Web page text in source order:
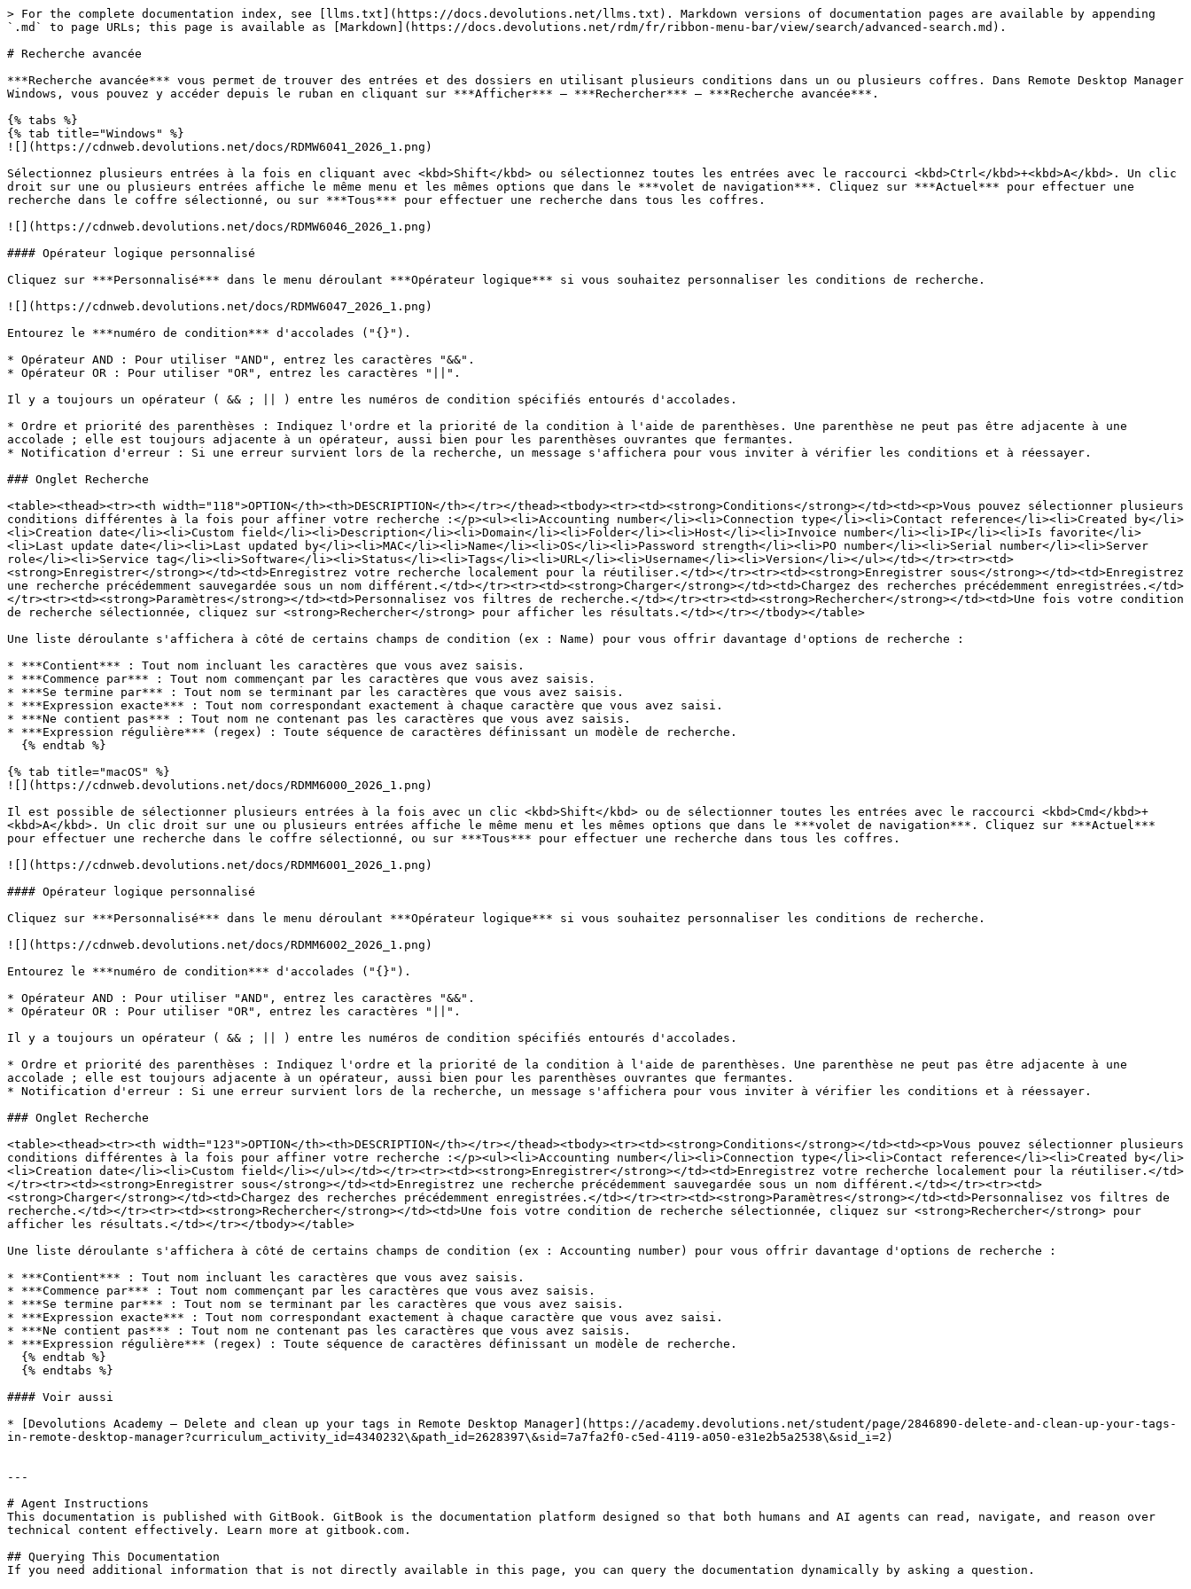
> For the complete documentation index, see [llms.txt](https://docs.devolutions.net/llms.txt). Markdown versions of documentation pages are available by appending
`.md` to page URLs; this page is available as [Markdown](https://docs.devolutions.net/rdm/fr/ribbon-menu-bar/view/search/advanced-search.md).
# Recherche avancée
***Recherche avancée*** vous permet de trouver des entrées et des dossiers en utilisant plusieurs conditions dans un ou plusieurs coffres. Dans Remote Desktop Manager
Windows, vous pouvez y accéder depuis le ruban en cliquant sur ***Afficher*** – ***Rechercher*** – ***Recherche avancée***.
{% tabs %}
{% tab title="Windows" %}
![](https://cdnweb.devolutions.net/docs/RDMW6041_2026_1.png)
Sélectionnez plusieurs entrées à la fois en cliquant avec <kbd>Shift</kbd> ou sélectionnez toutes les entrées avec le raccourci <kbd>Ctrl</kbd>+<kbd>A</kbd>. Un clic
droit sur une ou plusieurs entrées affiche le même menu et les mêmes options que dans le ***volet de navigation***. Cliquez sur ***Actuel*** pour effectuer une
recherche dans le coffre sélectionné, ou sur ***Tous*** pour effectuer une recherche dans tous les coffres.
![](https://cdnweb.devolutions.net/docs/RDMW6046_2026_1.png)
#### Opérateur logique personnalisé
Cliquez sur ***Personnalisé*** dans le menu déroulant ***Opérateur logique*** si vous souhaitez personnaliser les conditions de recherche.
![](https://cdnweb.devolutions.net/docs/RDMW6047_2026_1.png)
Entourez le ***numéro de condition*** d'accolades ("{}").
* Opérateur AND : Pour utiliser "AND", entrez les caractères "&&".
* Opérateur OR : Pour utiliser "OR", entrez les caractères "||".
Il y a toujours un opérateur ( && ; || ) entre les numéros de condition spécifiés entourés d'accolades.
* Ordre et priorité des parenthèses : Indiquez l'ordre et la priorité de la condition à l'aide de parenthèses. Une parenthèse ne peut pas être adjacente à une
accolade ; elle est toujours adjacente à un opérateur, aussi bien pour les parenthèses ouvrantes que fermantes.
* Notification d'erreur : Si une erreur survient lors de la recherche, un message s'affichera pour vous inviter à vérifier les conditions et à réessayer.
### Onglet Recherche
<table><thead><tr><th width="118">OPTION</th><th>DESCRIPTION</th></tr></thead><tbody><tr><td><strong>Conditions</strong></td><td><p>Vous pouvez sélectionner plusieurs
conditions différentes à la fois pour affiner votre recherche :</p><ul><li>Accounting number</li><li>Connection type</li><li>Contact reference</li><li>Created by</li>
<li>Creation date</li><li>Custom field</li><li>Description</li><li>Domain</li><li>Folder</li><li>Host</li><li>Invoice number</li><li>IP</li><li>Is favorite</li>
<li>Last update date</li><li>Last updated by</li><li>MAC</li><li>Name</li><li>OS</li><li>Password strength</li><li>PO number</li><li>Serial number</li><li>Server
role</li><li>Service tag</li><li>Software</li><li>Status</li><li>Tags</li><li>URL</li><li>Username</li><li>Version</li></ul></td></tr><tr><td>
<strong>Enregistrer</strong></td><td>Enregistrez votre recherche localement pour la réutiliser.</td></tr><tr><td><strong>Enregistrer sous</strong></td><td>Enregistrez
une recherche précédemment sauvegardée sous un nom différent.</td></tr><tr><td><strong>Charger</strong></td><td>Chargez des recherches précédemment enregistrées.</td>
</tr><tr><td><strong>Paramètres</strong></td><td>Personnalisez vos filtres de recherche.</td></tr><tr><td><strong>Rechercher</strong></td><td>Une fois votre condition
de recherche sélectionnée, cliquez sur <strong>Rechercher</strong> pour afficher les résultats.</td></tr></tbody></table>
Une liste déroulante s'affichera à côté de certains champs de condition (ex : Name) pour vous offrir davantage d'options de recherche :
* ***Contient*** : Tout nom incluant les caractères que vous avez saisis.
* ***Commence par*** : Tout nom commençant par les caractères que vous avez saisis.
* ***Se termine par*** : Tout nom se terminant par les caractères que vous avez saisis.
* ***Expression exacte*** : Tout nom correspondant exactement à chaque caractère que vous avez saisi.
* ***Ne contient pas*** : Tout nom ne contenant pas les caractères que vous avez saisis.
* ***Expression régulière*** (regex) : Toute séquence de caractères définissant un modèle de recherche.
{% tab title="macOS" %}
![](https://cdnweb.devolutions.net/docs/RDMM6000_2026_1.png)
Il est possible de sélectionner plusieurs entrées à la fois avec un clic <kbd>Shift</kbd> ou de sélectionner toutes les entrées avec le raccourci <kbd>Cmd</kbd>+
<kbd>A</kbd>. Un clic droit sur une ou plusieurs entrées affiche le même menu et les mêmes options que dans le ***volet de navigation***. Cliquez sur ***Actuel***
pour effectuer une recherche dans le coffre sélectionné, ou sur ***Tous*** pour effectuer une recherche dans tous les coffres.
![](https://cdnweb.devolutions.net/docs/RDMM6001_2026_1.png)
#### Opérateur logique personnalisé
Cliquez sur ***Personnalisé*** dans le menu déroulant ***Opérateur logique*** si vous souhaitez personnaliser les conditions de recherche.
![](https://cdnweb.devolutions.net/docs/RDMM6002_2026_1.png)
Entourez le ***numéro de condition*** d'accolades ("{}").
* Opérateur AND : Pour utiliser "AND", entrez les caractères "&&".
* Opérateur OR : Pour utiliser "OR", entrez les caractères "||".
Il y a toujours un opérateur ( && ; || ) entre les numéros de condition spécifiés entourés d'accolades.
* Ordre et priorité des parenthèses : Indiquez l'ordre et la priorité de la condition à l'aide de parenthèses. Une parenthèse ne peut pas être adjacente à une
accolade ; elle est toujours adjacente à un opérateur, aussi bien pour les parenthèses ouvrantes que fermantes.
* Notification d'erreur : Si une erreur survient lors de la recherche, un message s'affichera pour vous inviter à vérifier les conditions et à réessayer.
### Onglet Recherche
<table><thead><tr><th width="123">OPTION</th><th>DESCRIPTION</th></tr></thead><tbody><tr><td><strong>Conditions</strong></td><td><p>Vous pouvez sélectionner plusieurs
conditions différentes à la fois pour affiner votre recherche :</p><ul><li>Accounting number</li><li>Connection type</li><li>Contact reference</li><li>Created by</li>
<li>Creation date</li><li>Custom field</li></ul></td></tr><tr><td><strong>Enregistrer</strong></td><td>Enregistrez votre recherche localement pour la réutiliser.</td>
</tr><tr><td><strong>Enregistrer sous</strong></td><td>Enregistrez une recherche précédemment sauvegardée sous un nom différent.</td></tr><tr><td>
<strong>Charger</strong></td><td>Chargez des recherches précédemment enregistrées.</td></tr><tr><td><strong>Paramètres</strong></td><td>Personnalisez vos filtres de
recherche.</td></tr><tr><td><strong>Rechercher</strong></td><td>Une fois votre condition de recherche sélectionnée, cliquez sur <strong>Rechercher</strong> pour
afficher les résultats.</td></tr></tbody></table>
Une liste déroulante s'affichera à côté de certains champs de condition (ex : Accounting number) pour vous offrir davantage d'options de recherche :
* ***Contient*** : Tout nom incluant les caractères que vous avez saisis.
* ***Commence par*** : Tout nom commençant par les caractères que vous avez saisis.
* ***Se termine par*** : Tout nom se terminant par les caractères que vous avez saisis.
* ***Expression exacte*** : Tout nom correspondant exactement à chaque caractère que vous avez saisi.
* ***Ne contient pas*** : Tout nom ne contenant pas les caractères que vous avez saisis.
* ***Expression régulière*** (regex) : Toute séquence de caractères définissant un modèle de recherche.
#### Voir aussi
* [Devolutions Academy – Delete and clean up your tags in Remote Desktop Manager](https://academy.devolutions.net/student/page/2846890-delete-and-clean-up-your-tags-
in-remote-desktop-manager?curriculum_activity_id=4340232\&path_id=2628397\&sid=7a7fa2f0-c5ed-4119-a050-e31e2b5a2538\&sid_i=2)
---
# Agent Instructions
This documentation is published with GitBook. GitBook is the documentation platform designed so that both humans and AI agents can read, navigate, and reason over
technical content effectively. Learn more at gitbook.com.
## Querying This Documentation
If you need additional information that is not directly available in this page, you can query the documentation dynamically by asking a question.